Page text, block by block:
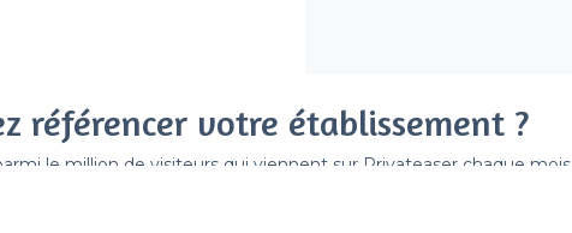
référencer votre établissement ?
le million de visiteurs qui viennent sur Privateaser chaque mois.